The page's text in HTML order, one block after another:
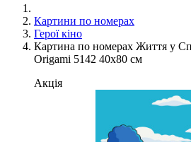
Картини по номерах
Герої кіно
Картина по номерах Життя у
Origami 5142 40x80 см
Акція